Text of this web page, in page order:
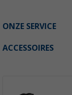
ONZE SERVICE
ACCESSOIRES